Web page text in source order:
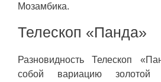
Мозамбика.
Телескоп «Панда»
Разновидность Телескоп
собой вариацию золотой